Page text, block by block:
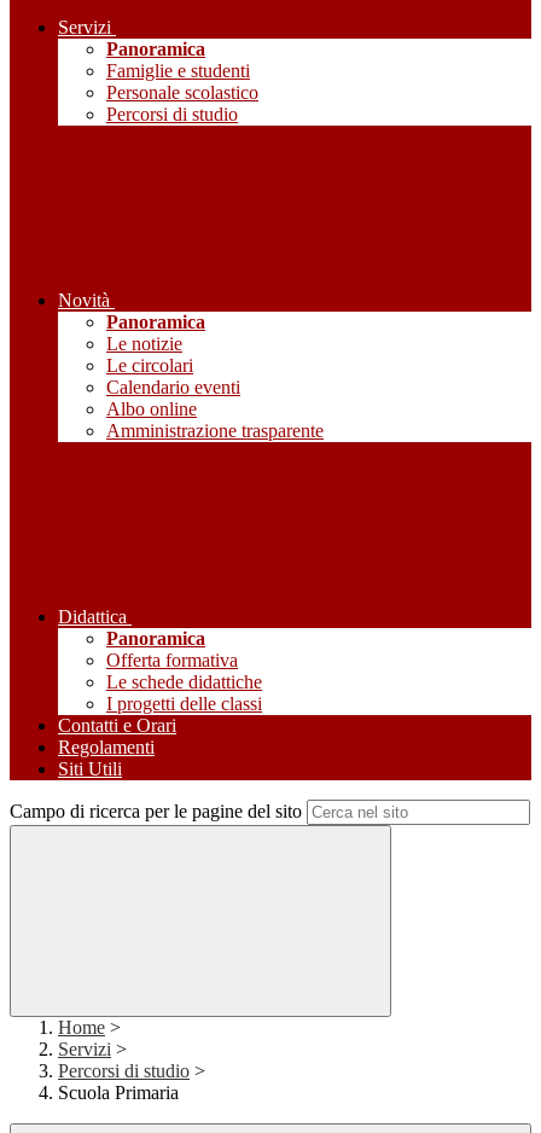
Servizi
Panoramica
Famiglie e studenti
Personale scolastico
Percorsi di studio
Novità
Panoramica
Le notizie
Le circolari
Calendario eventi
Albo online
Amministrazione trasparente
Didattica
Panoramica
Offerta formativa
Le schede didattiche
I progetti delle classi
Contatti e Orari
Regolamenti
Siti Utili
Campo di ricerca per le pagine del sito
Home >
Servizi >
Percorsi di studio >
Scuola Primaria